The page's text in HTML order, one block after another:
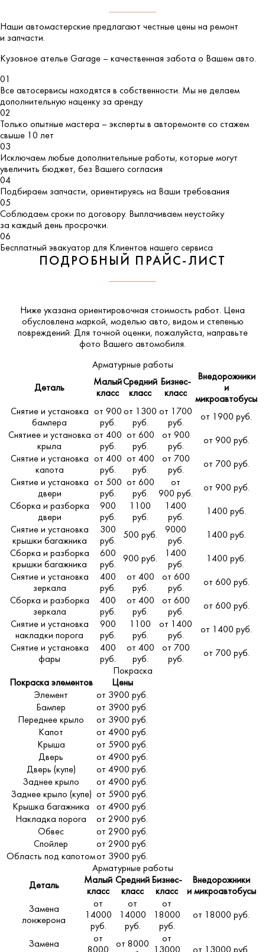
Наши автомастерские предлагают честные цены на ремонт
и запчасти.
Кузовное ателье Garage – качественная забота о Вашем авто.
01
Все автосервисы находятся в собственности. Мы не делаем
дополнительную наценку за аренду
02
Только опытные мастера – эксперты в авторемонте со стажем
свыше 10 лет
03
Исключаем любые дополнительные работы, которые могут
увеличить бюджет, без Вашего согласия
04
Подбираем запчасти, ориентируясь на Ваши требования
05
Соблюдаем сроки по договору. Выплачиваем неустойку
за каждый день просрочки.
06
Бесплатный эвакуатор для Клиентов нашего сервиса
ПОДРОБНЫЙ ПРАЙС-ЛИСТ
Ниже указана ориентировочная стоимость работ. Цена
обусловлена маркой, моделью авто, видом и степенью
повреждений. Для точной оценки, пожалуйста, направьте
фото Вашего автомобиля.
Арматурные работы
Деталь
Малый
класс
Средний
класс
Бизнес-
класс
Внедорожники
и
микроавтобусы
Снятие и установка
бампера
от 900
руб.
от 1300
руб.
от 1700
руб.
от 1900 руб.
Снятиее и установка
крыла
от 400
руб.
от 600
руб.
от 900
руб.
от 900 руб.
Снятие и установка
капота
от 400
руб.
от 400
руб.
от 700
руб.
от 700 руб.
Снятие и установка
двери
от 500
руб.
от 600
руб.
от
900 руб.
от 900 руб.
Сборка и разборка
двери
900
руб.
1100
руб.
1400
руб.
1400 руб.
Снятие и установка
крышки багажника
300
руб.
500 руб.
9000
руб.
1400 руб.
Сборка и разборка
крышки багажника
600
руб.
900 руб.
1400
руб.
1400 руб.
Снятие и установка
зеркала
400
руб.
от 400
руб.
от 600
руб.
от 600 руб.
Сборка и разборка
зеркала
400
руб.
от 400
руб.
от 600
руб.
от 600 руб.
Снятие и установка
накладки порога
900
руб.
1100
руб.
от 1400
руб.
от 1400 руб.
Снятие и установка
фары
400
руб.
от 400
руб.
от 700
руб.
от 700 руб.
Покраска
Покраска элементов
Цены
Элемент
от 3900 руб.
Бампер
от 3900 руб.
Переднее крыло
от 3900 руб.
Капот
от 4900 руб.
Крыша
от 5900 руб.
Дверь
от 4900 руб.
Дверь (купе)
от 4900 руб.
Заднее крыло
от 4900 руб.
Заднее крыло (купе) от 5900 руб.
Крышка багажника
от 4900 руб.
Накладка порога
от 2900 руб.
Обвес
от 2900 руб.
Спойлер
от 2900 руб.
Область под капотомот 3900 руб.
Арматурные работы
Деталь
Малый
класс
Средний
класс
Бизнес-
класс
Внедорожники
и микроавтобусы
Замена
лонжерона
от
14000
руб.
от
14000
руб.
от
18000
руб.
от 18000 руб.
Замена
от
от 8000
от